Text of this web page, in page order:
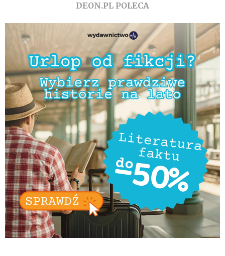
DEON.PL POLECA